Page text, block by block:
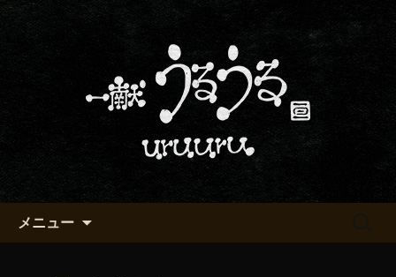
京都・五条でおいしい地酒が飲
める「一献うるうる」のブロ
京都・五条烏丸の町屋居酒屋「一献う
るうる」からのお知らせ
メニュー